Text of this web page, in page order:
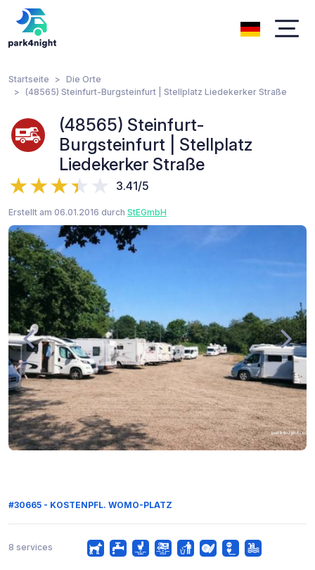
Startseite
Die Orte
(48565) Steinfurt-Burgsteinfurt | Stellplatz Liedekerker Straße
(48565) Steinfurt-
Burgsteinfurt | Stellplatz
Liedekerker Straße
3.41/5
Erstellt am 06.01.2016 durch StEGmbH
#30665 - KOSTENPFL. WOMO-PLATZ
8 services